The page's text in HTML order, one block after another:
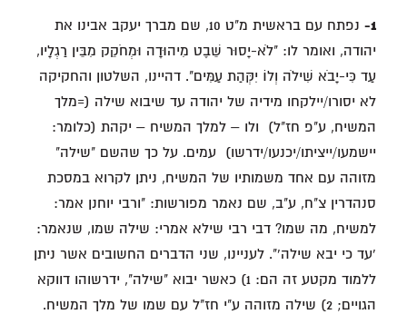
1-
נפתח עם בראשית מ"ט 10, שם מברך יעקב אבינו את
יהודה, ואומר לו: "לֹא-יָסוּר שֵׁבֶט מִיהוּדָה וּמְחֹקֵק מִבֵּין רַגְלָיו,
עַד כִּי-יָבֹא שִׁילֹה וְלוֹ יִקְּהַת עַמִּים". דהיינו, השלטון והחקיקה
לא יסורו/יילקחו מידיה של יהודה עד שיבוא שילה (=מלך
המשיח, ע"פ חז"ל) ולו – למלך המשיח – יקהת (כלומר:
יישמעו/ייציתו/יכנעו/ידרשו) עמים. על כך שהשם "שילה"
מזוהה עם אחד משמותיו של המשיח, ניתן לקרוא במסכת
סנהדרין צ"ח, ע"ב, שם נאמר מפורשות: "ורבי יוחנן אמר:
למשיח, מה שמו? דבי רבי שילא אמרי: שילה שמו, שנאמר:
'עד כי יבא שילה'". לעניינו, שני הדברים החשובים אשר ניתן
ללמוד מקטע זה הם: 1) כאשר יבוא "שילה", ידרשוהו דווקא
הגויים; 2) שילה מזוהה ע"י חז"ל עם שמו של מלך המשיח.